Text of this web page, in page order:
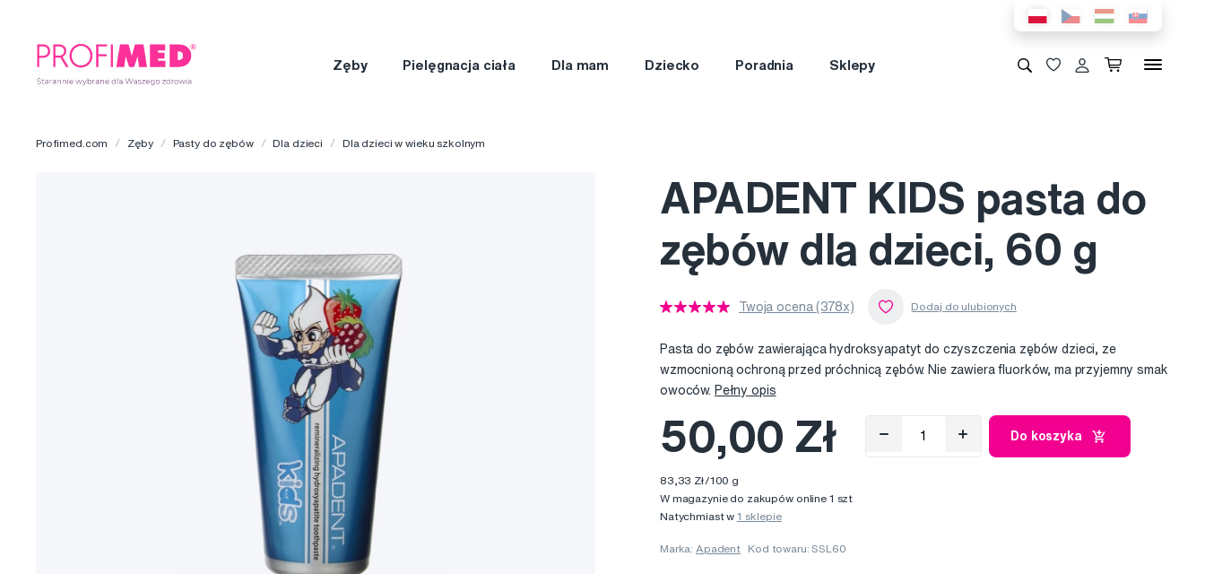
Zęby Pielęgnacja ciała Dla mam Dziecko Poradnia Sklepy
Profimed.com Zęby Pasty do zębów Dla dzieci Dla dzieci w wieku szkolnym
APADENT KIDS pasta do
zębów dla dzieci, 60 g
Twoja ocena (378x)
Pasta do zębów zawierająca hydroksyapatyt do czyszczenia zębów dzieci, ze
wzmocnioną ochroną przed próchnicą zębów. Nie zawiera fluorków, ma przyjemny smak
owoców. Pełny opis
50,00 Zł Do koszyka
83,33 Zł/100 g
W magazynie do zakupów online 1 szt
Natychmiast w1 sklepie
Marka: Apadent Kod towaru: SSL60